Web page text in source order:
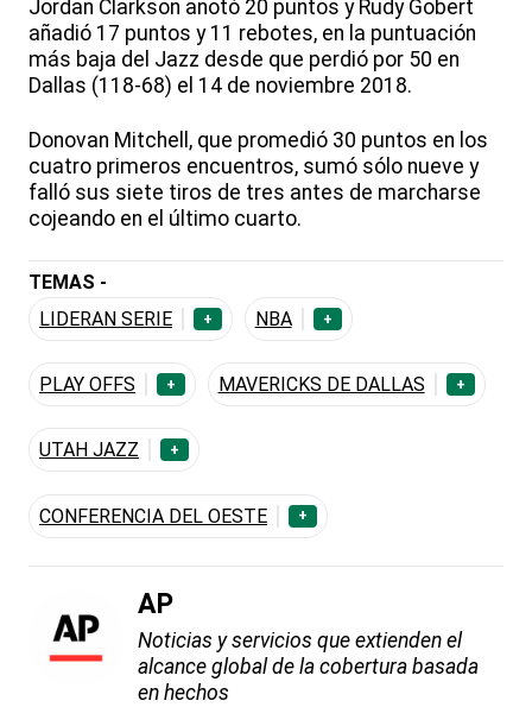
Jordan Clarkson anotó 20 puntos y Rudy Gobert
añadió 17 puntos y 11 rebotes, en la puntuación
más baja del Jazz desde que perdió por 50 en
Dallas (118-68) el 14 de noviembre 2018.
Donovan Mitchell, que promedió 30 puntos en los
cuatro primeros encuentros, sumó sólo nueve y
falló sus siete tiros de tres antes de marcharse
cojeando en el último cuarto.
TEMAS -
LIDERAN SERIE
+ NBA +
PLAY OFFS + MAVERICKS DE DALLAS +
UTAH JAZZ +
CONFERENCIA DEL OESTE +
AP
Noticias y servicios que extienden el
alcance global de la cobertura basada
en hechos